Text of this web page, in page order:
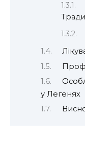
у Легенях